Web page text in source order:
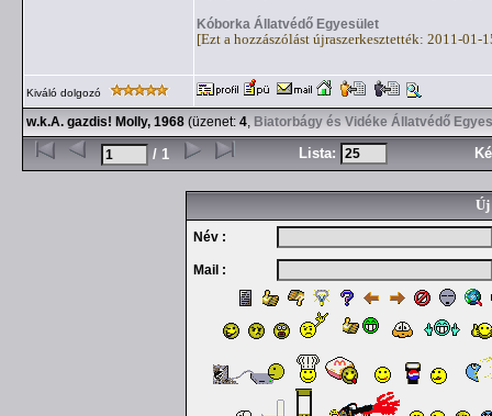
Kóborka Állatvédő Egyesület
[Ezt a hozzászólást újraszerkesztették: 2011-01-
Kiváló dolgozó
w.k.A. gazdis! Molly, 1968 (üzenet: 4, Biatorbágy és Vidéke Állatvédő
/ 1 Lista:
Új
Név :
Mail :